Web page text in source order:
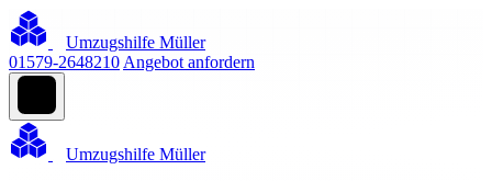
Umzugshilfe Müller
01579-2648210 Angebot anfordern
Umzugshilfe Müller